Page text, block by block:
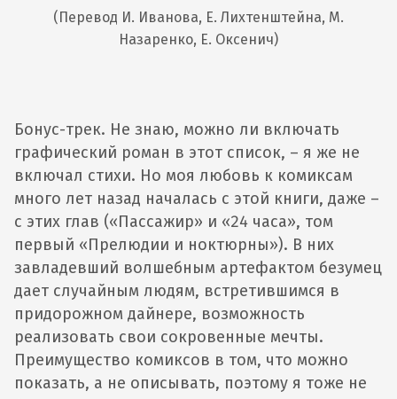
(Перевод И. Иванова, Е. Лихтенштейна, М.
Назаренко, Е. Оксенич)
Бонус-трек. Не знаю, можно ли включать
графический роман в этот список, – я же не
включал стихи. Но моя любовь к комиксам
много лет назад началась с этой книги, даже –
с этих глав («Пассажир» и «24 часа», том
первый «Прелюдии и ноктюрны»). В них
завладевший волшебным артефактом безумец
дает случайным людям, встретившимся в
придорожном дайнере, возможность
реализовать свои сокровенные мечты.
Преимущество комиксов в том, что можно
показать, а не описывать, поэтому я тоже не